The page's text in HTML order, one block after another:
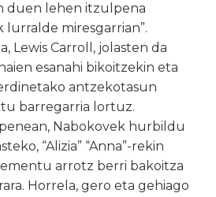
duen lehen itzulpena
lurralde miresgarrian”.
Lewis Carroll, jolasten da
esanahi bikoitzekin eta
antzekotasun
barregarria lortuz.
Nabokovek hurbildu
“Alizia” “Anna”-rekin
arrotz berri bakoitza
Horrela, gero eta gehiago